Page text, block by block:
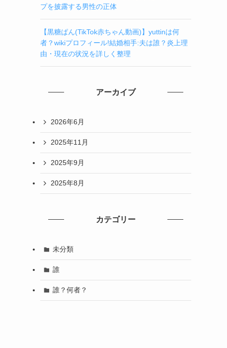
プを披露する男性の正体
【黒糖ぱん(TikTok赤ちゃん動画)】yuttinは何
者？wikiプロフィール!結婚相手:夫は誰？炎上理
由・現在の状況を詳しく整理
アーカイブ
2026年6月
2025年11月
2025年9月
2025年8月
カテゴリー
未分類
誰
誰？何者？